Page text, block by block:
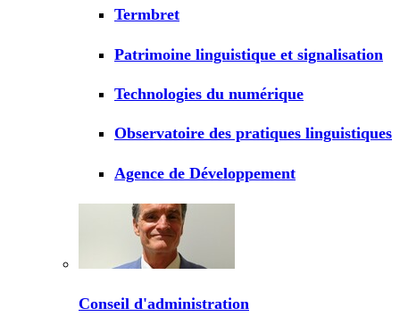
Termbret
Patrimoine linguistique et signalisation
Technologies du numérique
Observatoire des pratiques linguistiques
Agence de Développement
Conseil d'administration